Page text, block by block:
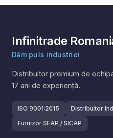
Infinitrade
Dăm puls industriei
Distribuitor premium de
17 ani de experiență.
ISO 9001:2015
Distribuitor
Furnizor SEAP / SICAP